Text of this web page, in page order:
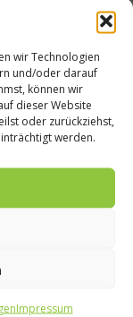
wir Technologien
und/oder darauf
können wir
dieser Website
oder zurückziehst,
werden.
Impressum
mit
2. April 2013